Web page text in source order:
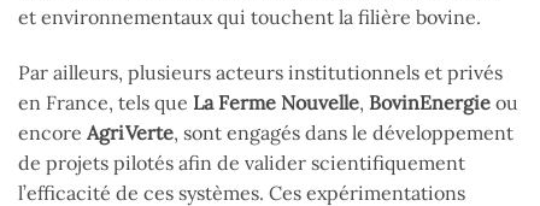
et environnementaux qui touchent la filière bovine.
Par ailleurs, plusieurs acteurs institutionnels et privés
en France, tels que La Ferme Nouvelle, BovinEnergie ou
encore AgriVerte, sont engagés dans le développement
de projets pilotés afin de valider scientifiquement
l’efficacité de ces systèmes. Ces expérimentations